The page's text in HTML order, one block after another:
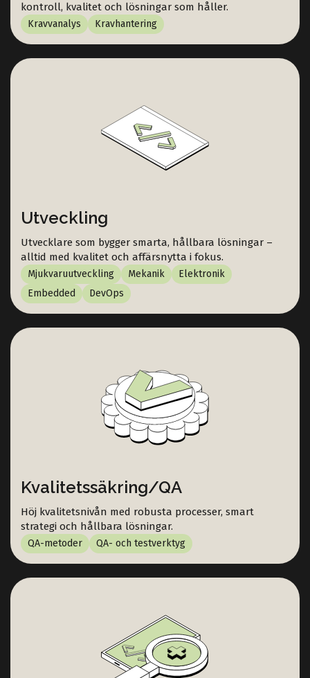
kontroll, kvalitet och lösningar som håller.
Kravvanalys Kravhantering
Utveckling
Utvecklare som bygger smarta, hållbara lösningar –
alltid med kvalitet och affärsnytta i fokus.
Mjukvaruutveckling Mekanik
Elektronik
Embedded
DevOps
Kvalitetssäkring/QA
Höj kvalitetsnivån med robusta processer, smart
strategi och hållbara lösningar.
QA-metoder QA- och testverktyg